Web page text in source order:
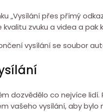
přes přímý
zvuku a videa a pak
vysílání se soubor
dozvědělo co nejvíce
vašeho vysílání, aby bylo